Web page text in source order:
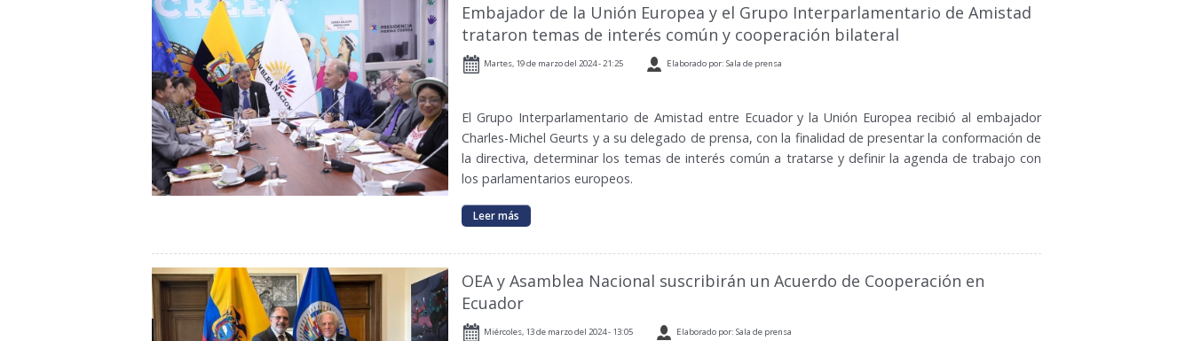
Embajador de la Unión Europea y el Grupo Interparlamentario de Amistad
trataron temas de interés común y cooperación bilateral
Martes, 19 de marzo del 2024 - 21:25 Elaborado por: Sala de prensa
El Grupo Interparlamentario de Amistad entre Ecuador y la Unión Europea recibió al embajador
Charles-Michel Geurts y a su delegado de prensa, con la finalidad de presentar la conformación de
la directiva, determinar los temas de interés común a tratarse y definir la agenda de trabajo con
los parlamentarios europeos.
Leer más
OEA y Asamblea Nacional suscribirán un Acuerdo de Cooperación en
Ecuador
Miércoles, 13 de marzo del 2024 - 13:05 Elaborado por: Sala de prensa